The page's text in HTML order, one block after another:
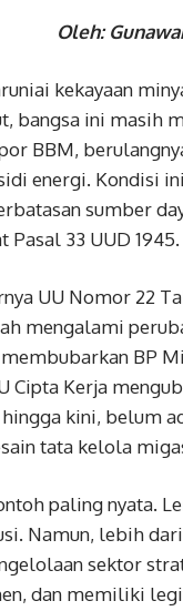
Oleh:
kekayaan
bangsa ini masih
BBM,
energi. Kondisi
sumber
Pasal 33 UUD 1945.
UU Nomor 22
mengalami
BP
Cipta Kerja
kini, belum
tata kelola
paling nyata.
Namun, lebih
sektor
dan memiliki